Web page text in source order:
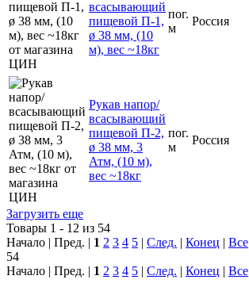
всасывающий
пищевой П-1,
ø 38 мм, (10
м), вес ~18кг
пог.
м
Россия
Рукав напор/
всасывающий
пищевой П-2,
ø 38 мм, 3
Атм, (10 м),
вес ~18кг
пог.
м
Россия
Загрузить еще
Товары 1 - 12 из 54
Начало | Пред. | 1 2 3 4 5 | След. | Конец | Все
54
Начало | Пред. | 1 2 3 4 5 | След. | Конец | Все